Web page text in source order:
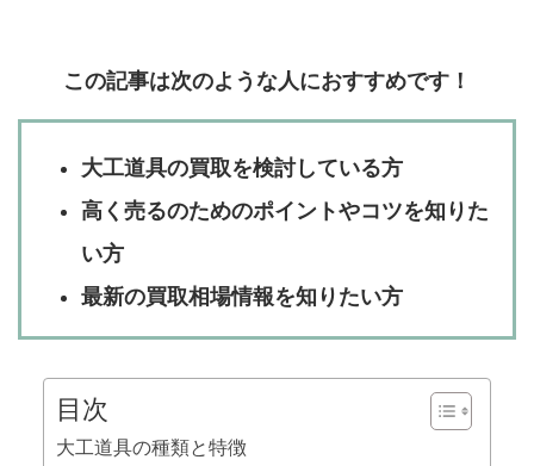
この記事は次のような人におすすめです！
大工道具の買取を検討している方
高く売るのためのポイントやコツを知りた
い方
最新の買取相場情報を知りたい方
目次
大工道具の種類と特徴